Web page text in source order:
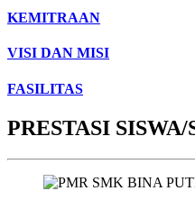
KEMITRAAN
VISI DAN MISI
FASILITAS
PRESTASI